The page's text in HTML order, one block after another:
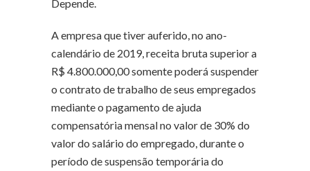
Depende.
A empresa que tiver auferido, no ano-
calendário de 2019, receita brutasuperiora
R$ 4.800.000,00 somente poderá suspender
o contrato de trabalho de seus empregados
mediante o pagamento de ajuda
compensatória mensal no valor de 30% do
valor do salário do empregado, durante o
período de suspensão temporária do